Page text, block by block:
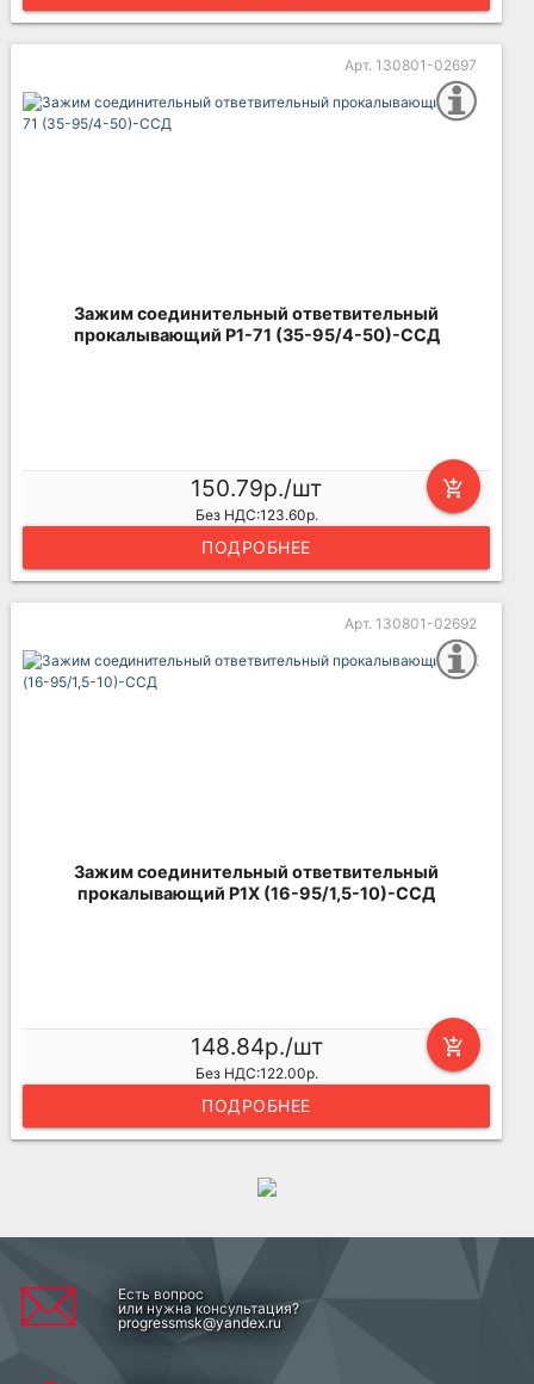
Арт. 130801-02697
Зажим соединительный ответвительный
прокалывающий P1-71 (35-95/4-50)-ССД
add_shopping_cart
150.79р./шт
Без НДС:123.60р.
ПОДРОБНЕЕ
Арт. 130801-02692
Зажим соединительный ответвительный
прокалывающий P1X (16-95/1,5-10)-ССД
add_shopping_cart
148.84р./шт
Без НДС:122.00р.
ПОДРОБНЕЕ
Есть вопрос
или нужна консультация?
progressmsk@yandex.ru